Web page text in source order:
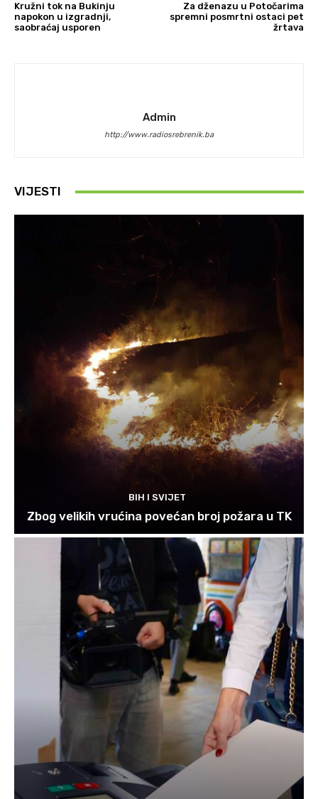
Kružni tok na Bukinju
napokon u izgradnji,
saobraćaj usporen
Za dženazu u Potočarima
spremni posmrtni ostaci pet
žrtava
Admin
http://www.radiosrebrenik.ba
VIJESTI
BIH I SVIJET
Zbog velikih vrućina povećan broj požara u TK